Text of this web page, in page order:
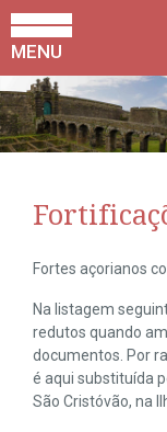
MENU
Fortes açorianos
Na listagem
redutos quando
documentos. Por
é aqui substituída
São Cristóvão, na